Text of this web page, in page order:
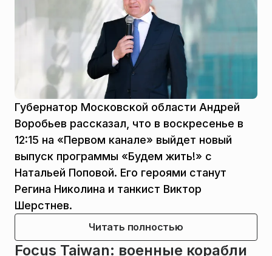
Губернатор Московской области Андрей
Воробьев рассказал, что в воскресенье в
12:15 на «Первом канале» выйдет новый
выпуск программы «Будем жить!» с
Натальей Поповой. Его героями станут
Регина Николина и танкист Виктор
Шерстнев.
Читать полностью
Focus Taiwan: военные корабли